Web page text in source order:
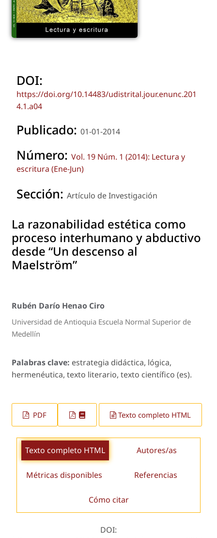
DOI:
https://doi.org/10.14483/udistrital.jour.enunc.201
4.1.a04
Publicado: 01-01-2014
Número: Vol. 19 Núm. 1 (2014): Lectura y
escritura (Ene-Jun)
Sección: Artículo de Investigación
La razonabilidad estética como
proceso interhumano y abductivo
desde “Un descenso al
Maelström”
Rubén Darío Henao Ciro
Universidad de Antioquia Escuela Normal Superior de
Medellín
Palabras clave: estrategia didáctica, lógica,
hermenéutica, texto literario, texto científico (es).
PDF Texto completo HTML
Texto completo HTML Autores/as
Métricas disponibles Referencias
Cómo citar
DOI: